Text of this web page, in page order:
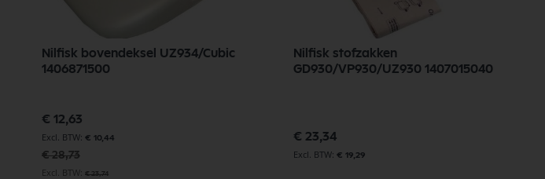
Nilfisk bovendeksel UZ934/Cubic
1406871500
Speciale
prijs
€ 12,63
€ 10,44
€ 28,73
€ 23,74
Nilfisk stofzakken
GD930/VP930/UZ930 1407015040
€ 23,34
€ 19,29